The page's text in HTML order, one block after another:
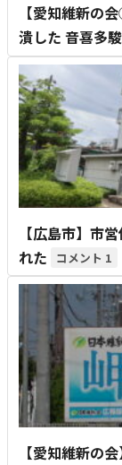
【愛知維新の
潰した 音喜多
【広島市】市
れた
1
【愛知維新の